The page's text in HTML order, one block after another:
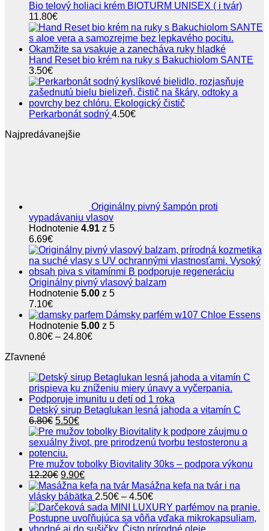
Bio telový holiaci krém BIOTURM UNISEX ( i tvár)
11.80€
Hand Reset bio krém na ruky s Bakuchiolom SANTE
3.50€
Perkarbonát sodný 4.50€
Najpredávanejšie
Originálny pivný šampón proti
vypadávaniu vlasov
Hodnotenie 4.91 z 5
6.69€
Originálny pivný vlasový balzam
Hodnotenie 5.00 z 5
7.10€
Dámsky parfém w107 Chloe Essens
Hodnotenie 5.00 z 5
0.80€ – 24.80€Price
24.80€
Zľavnené
Detský sirup Betaglukan lesná jahoda a vitamín C
6.80€ Pôvodná
cena
bola:
6.80€.
5.50€Aktuálna
cena
je:
Pre mužov tobolky Biovitality 30ks – podpora výkonu
12.20€ Pôvodná
cena
bola:
12.20€.
9.90€Aktuálna
cena
je:
9.90€.
Masážna kefa na tvár i na
vlásky bábätka 2.50€ – 4.50€Price
range:
2.50€
through